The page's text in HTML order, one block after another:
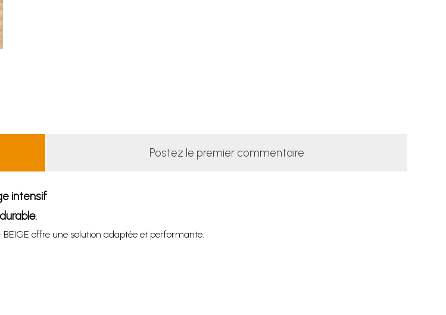
Postez le premier commentaire
intensif
offre une solution adaptée et performante.